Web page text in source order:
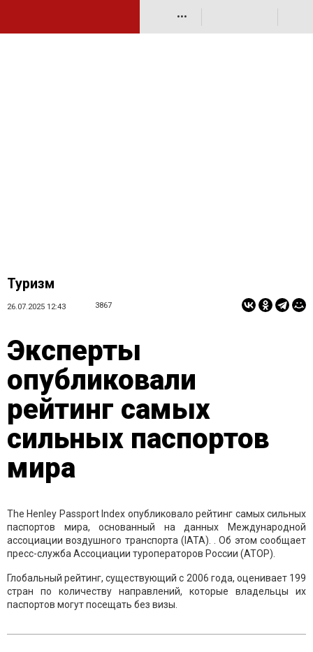
•••
Туризм
26.07.2025 12:43 3867
Эксперты
опубликовали
рейтинг самых
сильных паспортов
мира
The Henley Passport Index опубликовало рейтинг самых сильных
паспортов мира, основанный на данных Международной
ассоциации воздушного транспорта (IATA). . Об этом сообщает
пресс-служба Ассоциации туроператоров России (АТОР).
Глобальный рейтинг, существующий с 2006 года, оценивает 199
стран по количеству направлений, которые владельцы их
паспортов могут посещать без визы.